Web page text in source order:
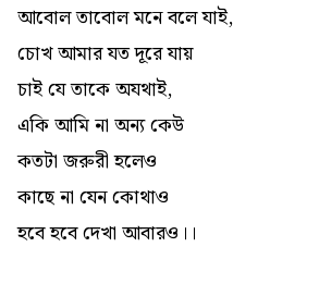
আবোল তাবোল মনে বলে যাই,
চোখ আমার যত দূরে যায়
চাই যে তাকে অযথাই,
একি আমি না অন্য কেউ
কতটা জরুরী হলেও
কাছে না যেন কোথাও
হবে হবে দেখা আবারও।।